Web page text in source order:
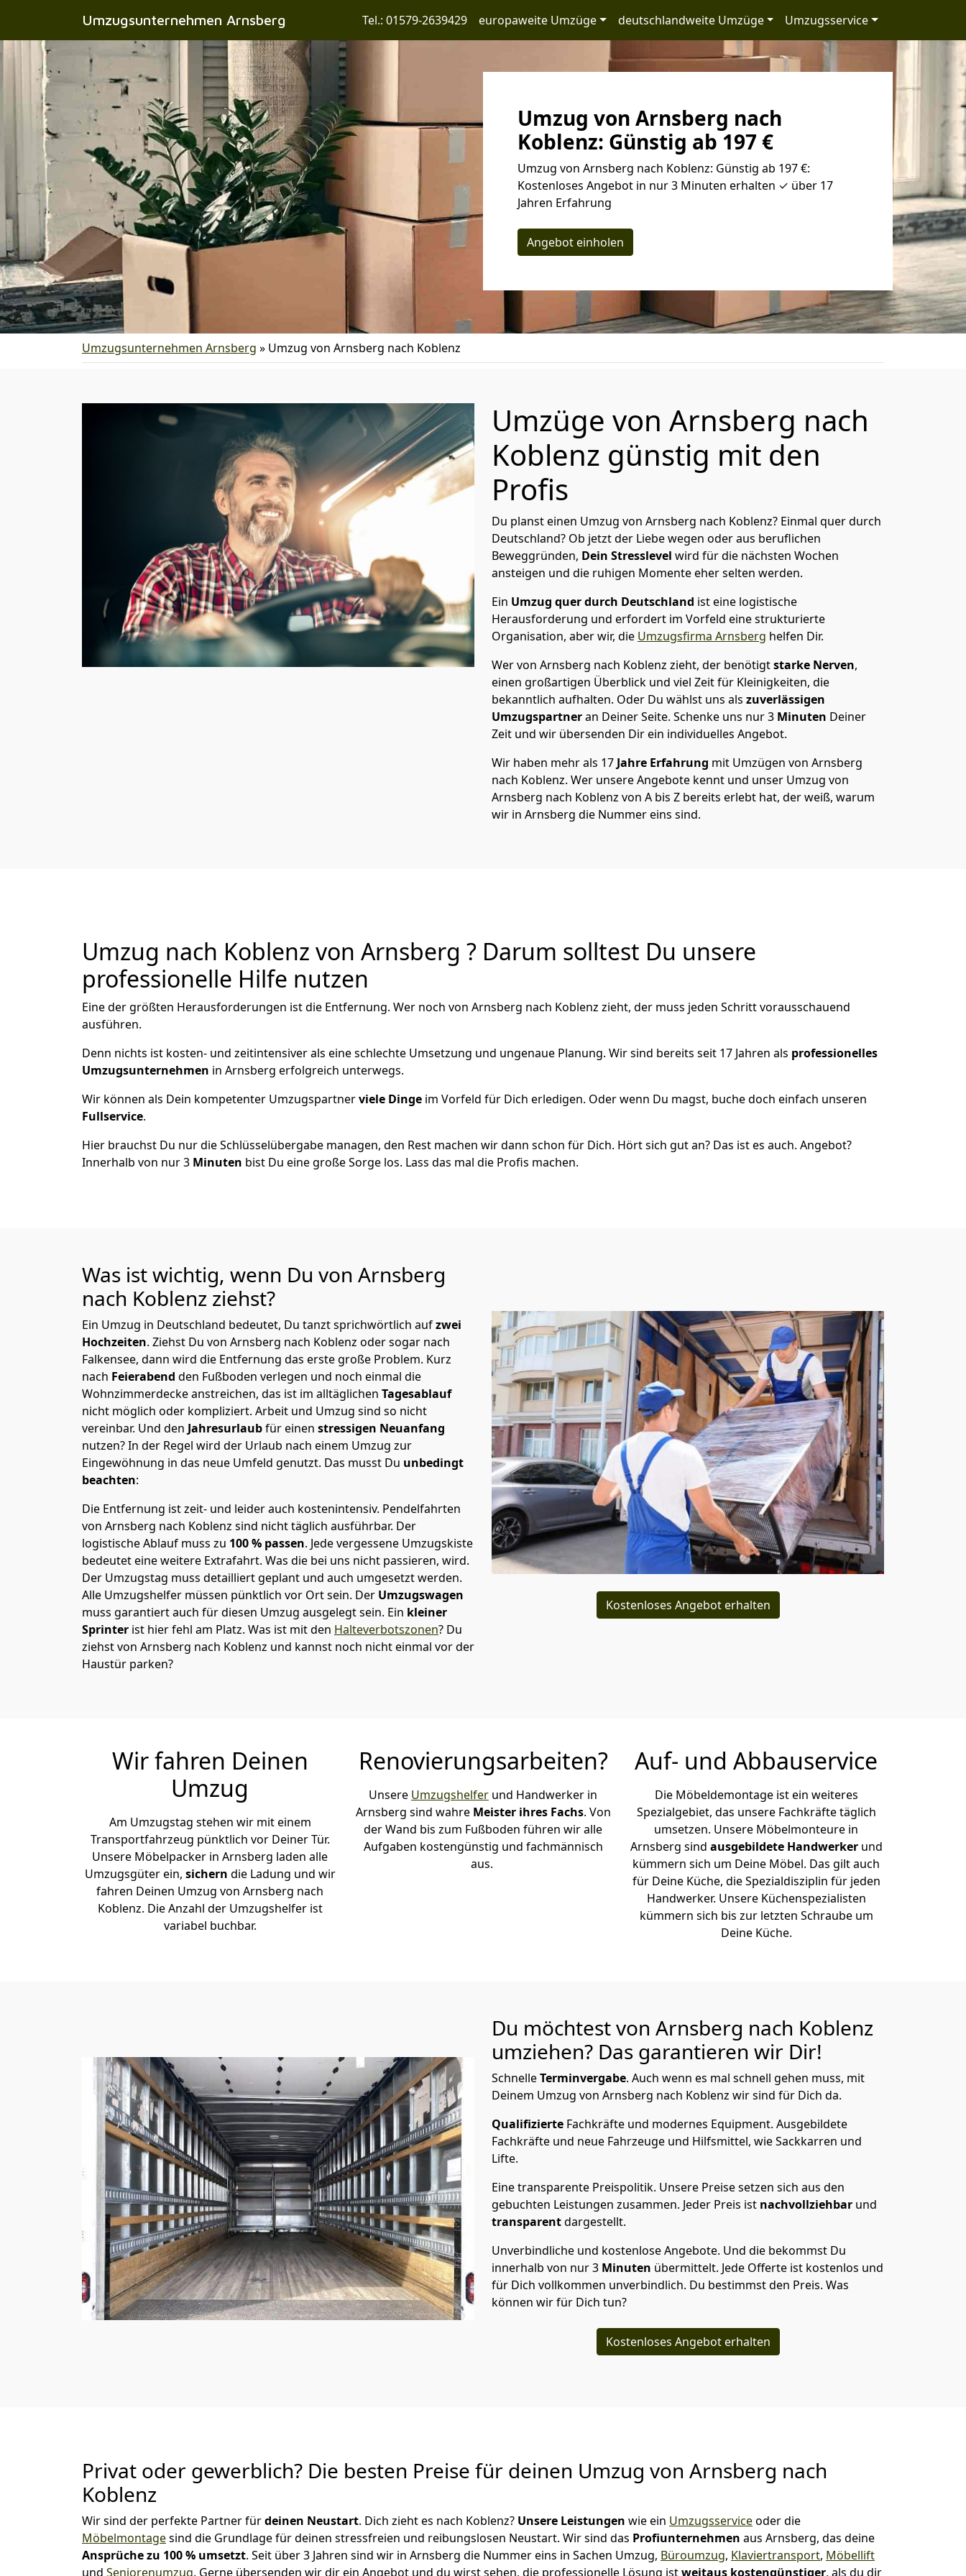
Umzugsunternehmen Arnsberg Tel.: 01579-2639429 europaweite Umzüge deutschlandweite Umzüge Umzugsservice
Umzug von Arnsberg nach
Koblenz: Günstig ab 197 €
Umzug von Arnsberg nach Koblenz: Günstig ab 197 €:
Kostenloses Angebot in nur 3 Minuten erhalten ✓ über 17
Jahren Erfahrung
Angebot einholen
Umzugsunternehmen Arnsberg » Umzug von Arnsberg nach Koblenz
Umzüge von Arnsberg nach
Koblenz günstig mit den
Profis
Du planst einen Umzug von Arnsberg nach Koblenz? Einmal quer durch
Deutschland? Ob jetzt der Liebe wegen oder aus beruflichen
Beweggründen, Dein Stresslevel wird für die nächsten Wochen
ansteigen und die ruhigen Momente eher selten werden.
Ein Umzug quer durch Deutschland ist eine logistische
Herausforderung und erfordert im Vorfeld eine strukturierte
Organisation, aber wir, die Umzugsfirma Arnsberg helfen Dir.
Wer von Arnsberg nach Koblenz zieht, der benötigtstarke Nerven,
einen großartigen Überblick und viel Zeit für Kleinigkeiten, die
bekanntlich aufhalten. Oder Du wählst uns als zuverlässigen
Umzugspartneran Deiner Seite. Schenke uns nur3 Minuten Deiner
Zeit und wir übersenden Dir ein individuelles Angebot.
Wir haben mehr als 17 Jahre Erfahrung mit Umzügen von Arnsberg
nach Koblenz. Wer unsere Angebote kennt und unser Umzug von
Arnsberg nach Koblenz von A bis Z bereits erlebt hat, der weiß, warum
wir in Arnsberg die Nummer eins sind.
Umzug nach Koblenz von Arnsberg ? Darum solltest Du unsere
professionelle Hilfe nutzen
Eine der größten Herausforderungen ist die Entfernung. Wer noch von Arnsberg nach Koblenz zieht, der muss jeden Schritt vorausschauend
ausführen.
Denn nichts ist kosten- und zeitintensiver als eine schlechte Umsetzung und ungenaue Planung. Wir sind bereits seit 17 Jahren als professionelles
Umzugsunternehmen in Arnsberg erfolgreich unterwegs.
Wir können als Dein kompetenter Umzugspartnerviele Dinge im Vorfeld für Dich erledigen. Oder wenn Du magst, buche doch einfach unseren
Fullservice.
Hier brauchst Du nur die Schlüsselübergabe managen, den Rest machen wir dann schon für Dich. Hört sich gut an? Das ist es auch. Angebot?
Innerhalb von nur 3 Minuten bist Du eine große Sorge los. Lass das mal die Profis machen.
Was ist wichtig, wenn Du von Arnsberg
nach Koblenz ziehst?
Ein Umzug in Deutschland bedeutet, Du tanzt sprichwörtlich aufzwei
Hochzeiten. Ziehst Du von Arnsberg nach Koblenz oder sogar nach
Falkensee, dann wird die Entfernung das erste große Problem. Kurz
nach Feierabend den Fußboden verlegen und noch einmal die
Wohnzimmerdecke anstreichen, das ist im alltäglichen Tagesablauf
nicht möglich oder kompliziert. Arbeit und Umzug sind so nicht
vereinbar. Und den Jahresurlaubfür einen stressigen Neuanfang
nutzen? In der Regel wird der Urlaub nach einem Umzug zur
Eingewöhnung in das neue Umfeld genutzt. Das musst Du unbedingt
beachten:
Die Entfernung ist zeit- und leider auch kostenintensiv. Pendelfahrten
von Arnsberg nach Koblenz sind nicht täglich ausführbar. Der
logistische Ablauf muss zu 100 % passen. Jede vergessene Umzugskiste
bedeutet eine weitere Extrafahrt. Was die bei uns nicht passieren, wird.
Der Umzugstag muss detailliert geplant und auch umgesetzt werden.
Alle Umzugshelfer müssen pünktlich vor Ort sein. Der Umzugswagen
muss garantiert auch für diesen Umzug ausgelegt sein. Ein kleiner
Sprinter ist hier fehl am Platz. Was ist mit den Halteverbotszonen? Du
ziehst von Arnsberg nach Koblenz und kannst noch nicht einmal vor der
Haustür parken?
Kostenloses Angebot erhalten
Wir fahren Deinen
Umzug
Am Umzugstag stehen wir mit einem
Transportfahrzeug pünktlich vor Deiner Tür.
Unsere Möbelpacker in Arnsberg laden alle
Umzugsgüter ein, sichern die Ladung und wir
fahren Deinen Umzug von Arnsberg nach
Koblenz. Die Anzahl der Umzugshelfer ist
variabel buchbar.
Renovierungsarbeiten?
Unsere Umzugshelfer und Handwerker in
Arnsberg sind wahre Meister ihres Fachs. Von
der Wand bis zum Fußboden führen wir alle
Aufgaben kostengünstig und fachmännisch
aus.
Auf- und Abbauservice
Die Möbeldemontage ist ein weiteres
Spezialgebiet, das unsere Fachkräfte täglich
umsetzen. Unsere Möbelmonteure in
Arnsberg sind ausgebildete Handwerker und
kümmern sich um Deine Möbel. Das gilt auch
für Deine Küche, die Spezialdisziplin für jeden
Handwerker. Unsere Küchenspezialisten
kümmern sich bis zur letzten Schraube um
Deine Küche.
Du möchtest von Arnsberg nach Koblenz
umziehen? Das garantieren wir Dir!
SchnelleTerminvergabe. Auch wenn es mal schnell gehen muss, mit
Deinem Umzug von Arnsberg nach Koblenz wir sind für Dich da.
Qualifizierte Fachkräfte und modernes Equipment. Ausgebildete
Fachkräfte und neue Fahrzeuge und Hilfsmittel, wie Sackkarren und
Lifte.
Eine transparente Preispolitik. Unsere Preise setzen sich aus den
gebuchten Leistungen zusammen. Jeder Preis ist nachvollziehbar und
transparentdargestellt.
Unverbindliche und kostenlose Angebote. Und die bekommst Du
innerhalb von nur3 Minuten übermittelt. Jede Offerte ist kostenlos und
für Dich vollkommen unverbindlich. Du bestimmst den Preis. Was
können wir für Dich tun?
Kostenloses Angebot erhalten
Privat oder gewerblich? Die besten Preise für deinen Umzug von Arnsberg nach
Koblenz
Wir sind der perfekte Partner fürdeinen Neustart. Dich zieht es nach Koblenz? Unsere Leistungen wie ein Umzugsserviceoder die
Möbelmontagesind die Grundlage für deinen stressfreien und reibungslosen Neustart. Wir sind das Profiunternehmen aus Arnsberg, das deine
Ansprüche zu 100 % umsetzt. Seit über 3 Jahren sind wir in Arnsberg die Nummer eins in Sachen Umzug, Büroumzug, Klaviertransport, Möbellift
und Seniorenumzug. Gerne übersenden wir dir ein Angebot und du wirst sehen, die professionelle Lösung istweitaus kostengünstiger, als du dir